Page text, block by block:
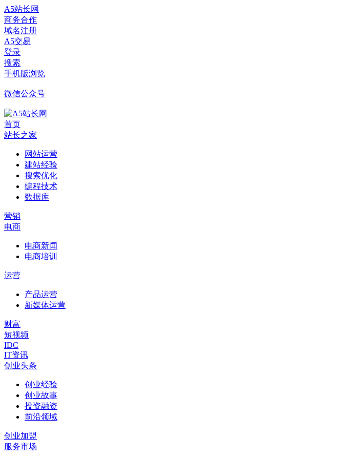
A5站长网
商务合作
域名注册
A5交易
登录
搜索
手机版浏览
微信公众号
首页
站长之家
网站运营
建站经验
搜索优化
编程技术
数据库
营销
电商
电商新闻
电商培训
运营
产品运营
新媒体运营
财富
短视频
IDC
IT资讯
创业头条
创业经验
创业故事
投资融资
前沿领域
创业加盟
服务市场